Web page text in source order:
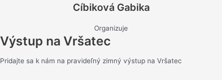
Cíbiková Gabika
Organizuje
Výstup na Vršatec
Pridajte sa k nám na pravideľný zimný výstup na Vršatec